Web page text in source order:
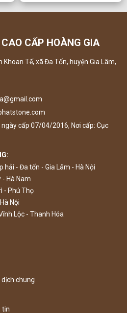
CẤP HOÀNG GIA
Tế, xã Đa Tốn, huyện Gia Lâm,
cấp 07/04/2016, Nơi cấp: Cục
hải - Đa tốn - Gia Lâm - Hà Nội
- Hà Nam
- Phú Thọ
Nội
Lộc - Thanh Hóa
chung
tin